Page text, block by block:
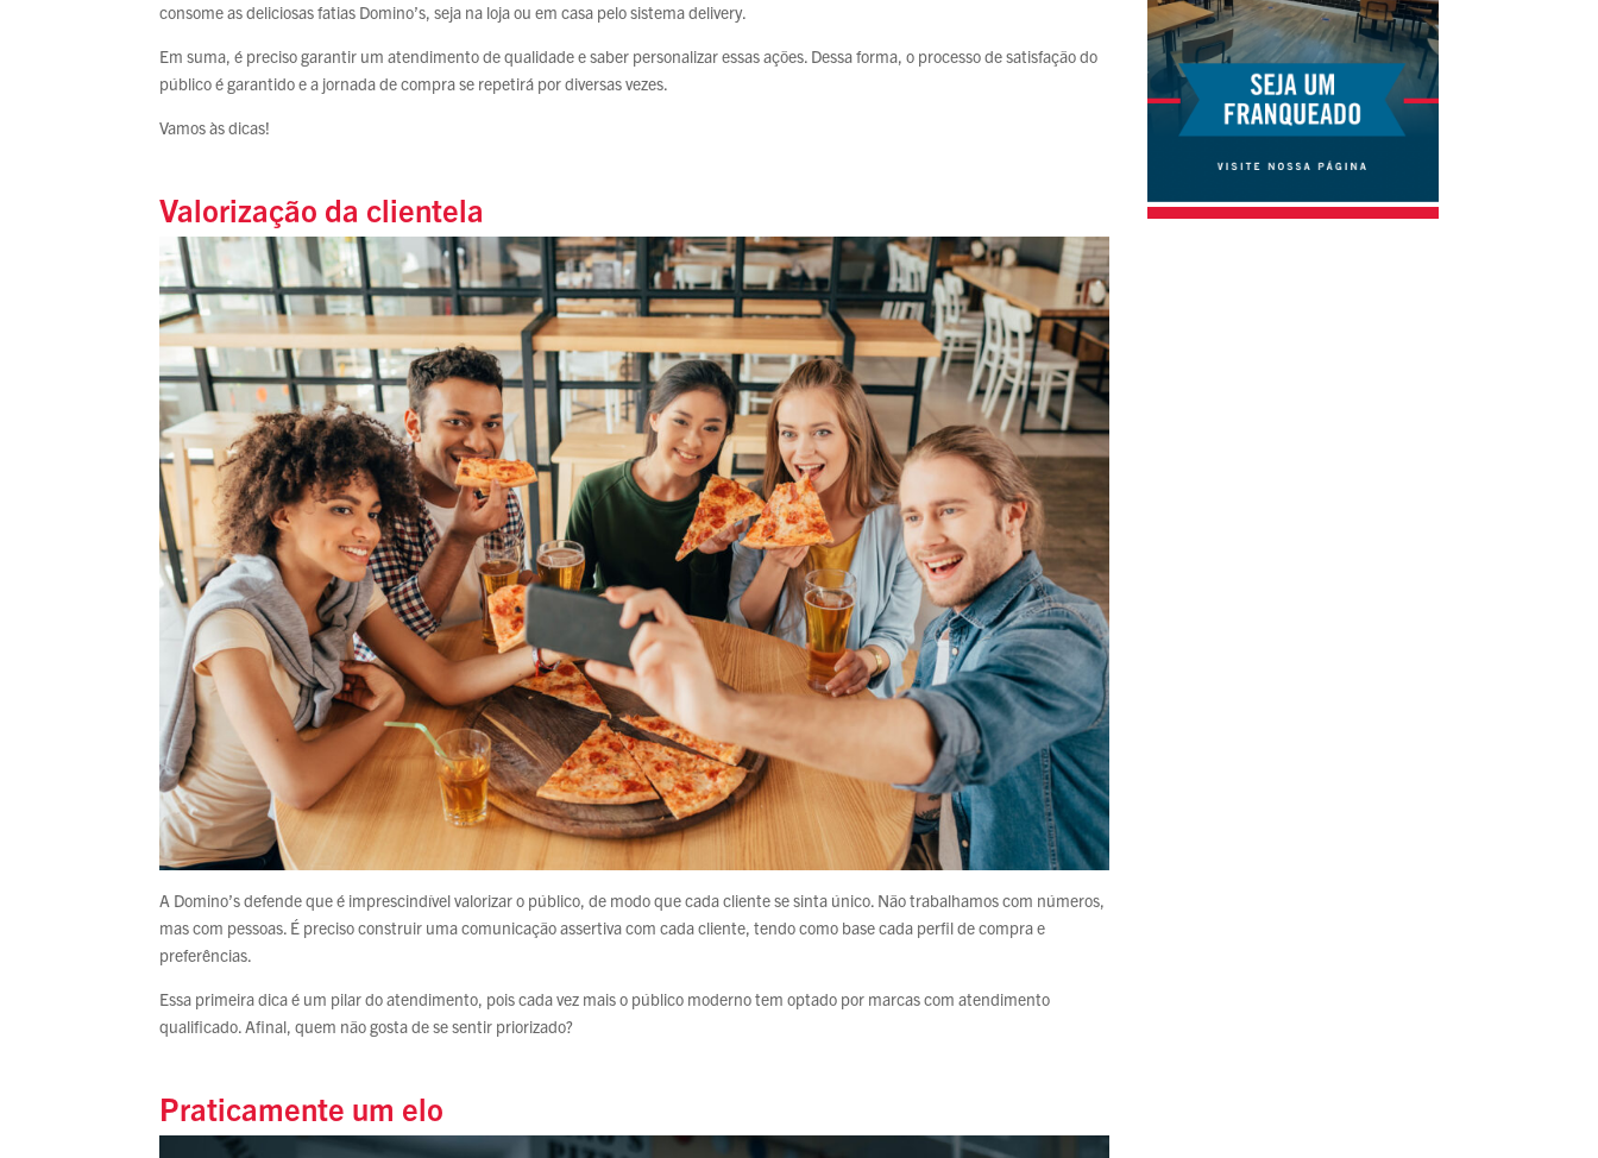
consome as deliciosas fatias Domino’s, seja na loja ou em casa pelo sistema delivery.
Em suma, é preciso garantir um atendimento de qualidade e saber personalizar essas ações. Dessa forma, o processo de satisfação do
público é garantido e a jornada de compra se repetirá por diversas vezes.
Vamos às dicas!
Valorização da clientela
A Domino’s defende que é imprescindível valorizar o público, de modo que cada cliente se sinta único. Não trabalhamos com números,
mas com pessoas. É preciso construir uma comunicação assertiva com cada cliente, tendo como base cada perfil de compra e
preferências.
Essa primeira dica é um pilar do atendimento, pois cada vez mais o público moderno tem optado por marcas com atendimento
qualificado. Afinal, quem não gosta de se sentir priorizado?
Praticamente um elo